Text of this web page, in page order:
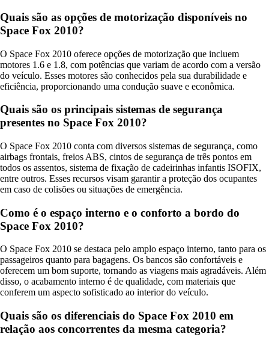
Quais são as opções de motorização disponíveis no
Space Fox 2010?
O Space Fox 2010 oferece opções de motorização que incluem
motores 1.6 e 1.8, com potências que variam de acordo com a versão
do veículo. Esses motores são conhecidos pela sua durabilidade e
eficiência, proporcionando uma condução suave e econômica.
Quais são os principais sistemas de segurança
presentes no Space Fox 2010?
O Space Fox 2010 conta com diversos sistemas de segurança, como
airbags frontais, freios ABS, cintos de segurança de três pontos em
todos os assentos, sistema de fixação de cadeirinhas infantis ISOFIX,
entre outros. Esses recursos visam garantir a proteção dos ocupantes
em caso de colisões ou situações de emergência.
Como é o espaço interno e o conforto a bordo do
Space Fox 2010?
O Space Fox 2010 se destaca pelo amplo espaço interno, tanto para os
passageiros quanto para bagagens. Os bancos são confortáveis e
oferecem um bom suporte, tornando as viagens mais agradáveis. Além
disso, o acabamento interno é de qualidade, com materiais que
conferem um aspecto sofisticado ao interior do veículo.
Quais são os diferenciais do Space Fox 2010 em
relação aos concorrentes da mesma categoria?